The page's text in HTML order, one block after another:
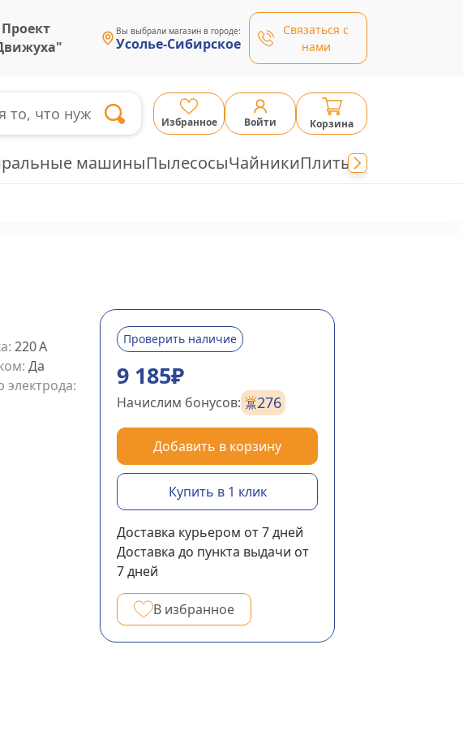
Проект
Вы выбрали магазин в городе:
Усолье-Сибирское
Связаться с
нами
Избранное Войти Корзина
машиныПылесосыЧайникиПлиты
9 185₽
Проверить наличие
Начислим бонусов: 276
Добавить в корзину
Купить в 1 клик
Доставка курьером от 7дней
Доставка до пункта выдачи от
7дней
В избранное
: 220A
: Да
: